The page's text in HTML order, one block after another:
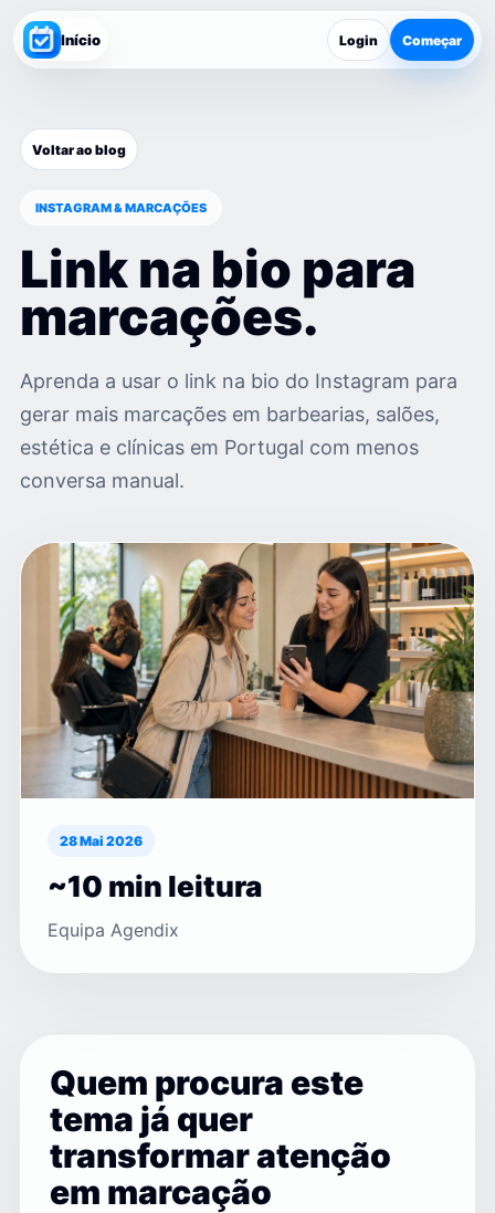
Início Login Começar
Voltar ao blog
INSTAGRAM & MARCAÇÕES
Link na bio para
marcações.
Aprenda a usar o link na bio do Instagram para
gerar mais marcações em barbearias, salões,
estética e clínicas em Portugal com menos
conversa manual.
28 Mai 2026
~10 min leitura
Equipa Agendix
Quem procura este
tema já quer
transformar atenção
em marcação